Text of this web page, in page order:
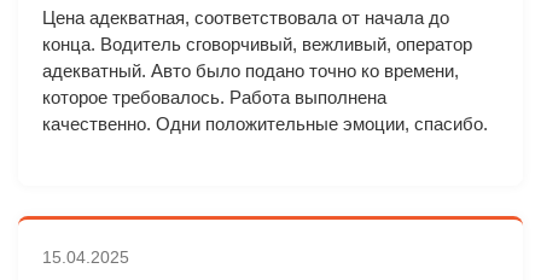
Цена адекватная, соответствовала от начала до
конца. Водитель сговорчивый, вежливый, оператор
адекватный. Авто было подано точно ко времени,
которое требовалось. Работа выполнена
качественно. Одни положительные эмоции, спасибо.
15.04.2025